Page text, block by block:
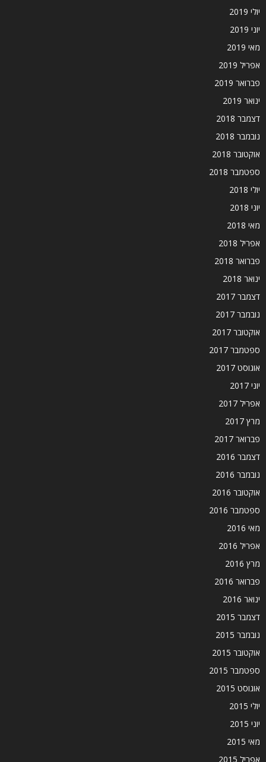
יולי 2019
יוני 2019
מאי 2019
אפריל 2019
פברואר 2019
ינואר 2019
דצמבר 2018
נובמבר 2018
אוקטובר 2018
ספטמבר 2018
יולי 2018
יוני 2018
מאי 2018
אפריל 2018
פברואר 2018
ינואר 2018
דצמבר 2017
נובמבר 2017
אוקטובר 2017
ספטמבר 2017
אוגוסט 2017
יוני 2017
אפריל 2017
מרץ 2017
פברואר 2017
דצמבר 2016
נובמבר 2016
אוקטובר 2016
ספטמבר 2016
מאי 2016
אפריל 2016
מרץ 2016
פברואר 2016
ינואר 2016
דצמבר 2015
נובמבר 2015
אוקטובר 2015
ספטמבר 2015
אוגוסט 2015
יולי 2015
יוני 2015
מאי 2015
אפריל 2015